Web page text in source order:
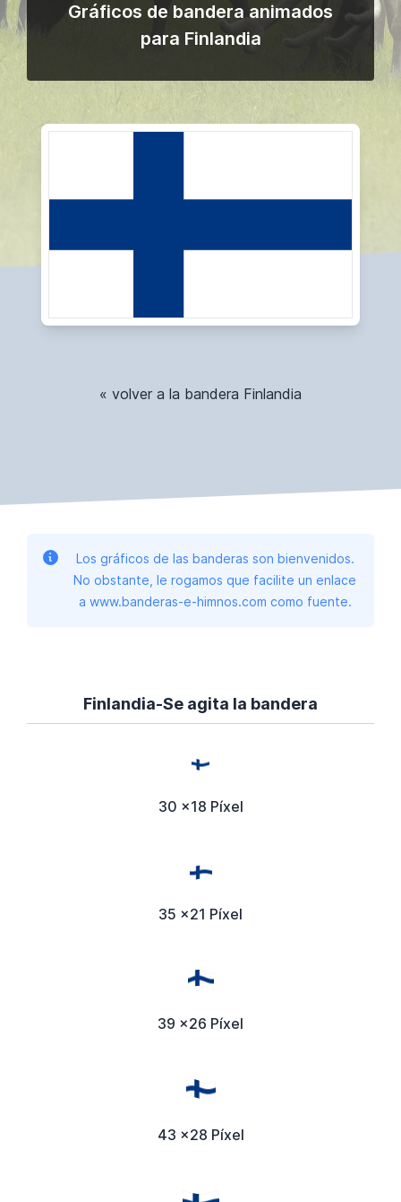
Gráficos de bandera animados
para Finlandia
« volver a la bandera Finlandia
Los gráficos de las banderas son bienvenidos.
No obstante, le rogamos que facilite un enlace
a www.banderas-e-himnos.com como fuente.
Finlandia-Se agita la bandera
30 x18 Píxel
35 x21 Píxel
39 x26 Píxel
43 x28 Píxel